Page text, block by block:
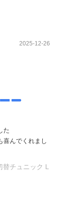
2025-12-26
た
喜んでくれまし
チュニック L